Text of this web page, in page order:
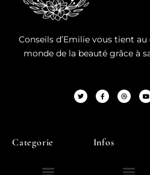
Conseils d’Emilie vous tient
monde de la beauté grâce à
Categorie Infos